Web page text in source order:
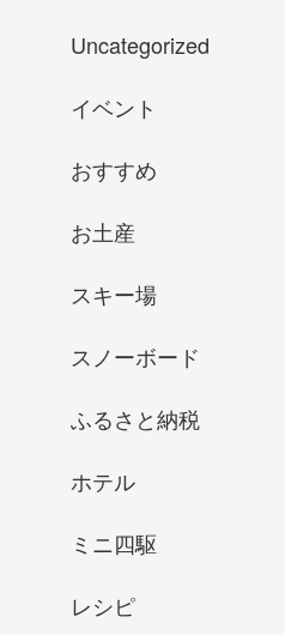
Uncategorized
イベント
おすすめ
お土産
スキー場
スノーボード
ふるさと納税
ホテル
ミニ四駆
レシピ